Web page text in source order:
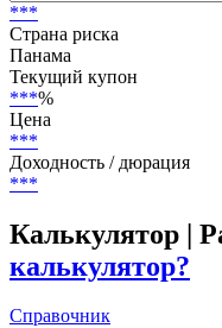
***
Страна риска
Панама
Текущий купон
***%
Цена
***
Доходность / дюрация
***
Калькулятор |
калькулятор?
Справочник